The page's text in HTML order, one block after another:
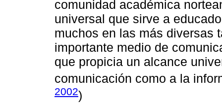
comunidad académica
universal que sirve a
muchos en las más diversas
importante medio de
que propicia un alcance
comunicación como a la
2002)